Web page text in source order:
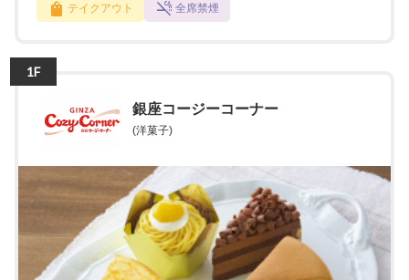
テイクアウト 全席禁煙
1F
銀座コージーコーナー
(洋菓子)